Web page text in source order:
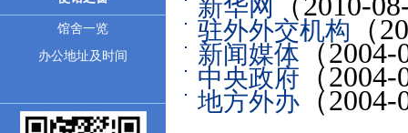
馆舍一览
办公地址及时间
新华网
驻外外交机构 （
新闻媒体 （
中央政府 （
地方外办 （